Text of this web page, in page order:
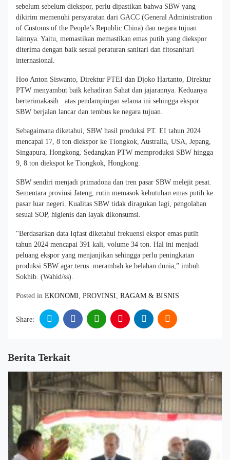
sebelum sebelum diekspor, perlu dipastikan bahwa SBW yang
dikirim memenuhi persyaratan dari GACC (General Administration
of Customs of the People’s Republic China) dan negara tujuan
lainnya. Yaitu, memastikan memastikan emas putih yang diekspor
diterima dengan baik sesuai peraturan sanitari dan fitosanitari
internasional.
Hoo Anton Siswanto, Direktur PTEI dan Djoko Hartanto, Direktur
PTW menyambut baik kehadiran Sahat dan jajarannya. Keduanya
berterimakasih atas pendampingan selama ini sehingga ekspor
SBW berjalan lancar dan tembus ke negara tujuan.
Sebagaimana diketahui, SBW hasil produksi PT. EI tahun 2024
mencapai 17, 8 ton diekspor ke Tiongkok, Australia, USA, Jepang,
Singapura, Hongkong. Sedangkan PTW memproduksi SBW hingga
9, 8 ton diekspot ke Tiongkok, Hongkong.
SBW sendiri menjadi primadona dan tren pasar SBW melejit pesat.
Sementara provinsi Jateng, rutin memasok kebutuhan emas putih ke
pasar luar negeri. Kualitas SBW tidak diragukan lagi, pengolahan
sesuai SOP, higienis dan layak dikonsumsi.
“Berdasarkan data Iqfast diketahui frekuensi ekspor emas putih
tahun 2024 mencapai 391 kali, volume 34 ton. Hal ini menjadi
peluang ekspor yang menjanjikan sehingga perlu peningkatan
produksi SBW agar terus merambah ke belahan dunia,” imbuh
Sokhib. (Wahid/ss).
Posted in EKONOMI, PROVINSI, RAGAM & BISNIS
Share:
Berita Terkait